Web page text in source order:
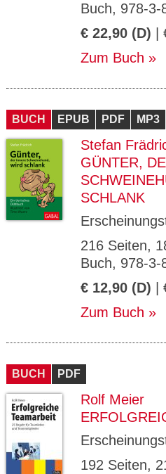
Buch, 978-3-
€ 22,90 (D) |
Zum Buch
BUCH EPUB PDF MP3
Stefan
GÜNTER,
SCHLANK
216 Seiten,
Buch, 978-3-
€ 12,90 (D) |
Zum Buch
BUCH PDF
Rolf Meier
192 Seiten,